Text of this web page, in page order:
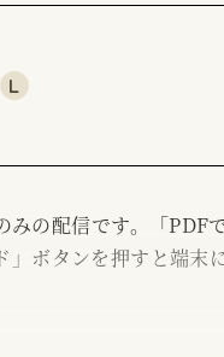
L
の配信です。「PDF
」ボタンを押すと端